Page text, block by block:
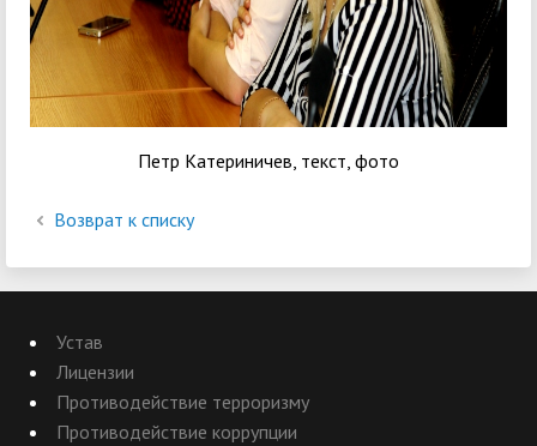
Петр Катериничев, текст, фото
Возврат к списку
Устав
Лицензии
Противодействие терроризму
Противодействие коррупции